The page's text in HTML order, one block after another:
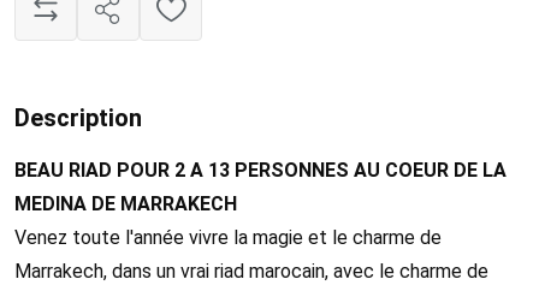
Description
BEAU RIAD POUR 2 A 13 PERSONNES AU COEUR DE LA
MEDINA DE MARRAKECH
Venez toute l'année vivre la magie et le charme de
Marrakech, dans un vrai riad marocain, avec le charme de